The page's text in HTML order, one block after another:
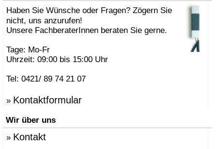
Haben Sie Wünsche oder Fragen? Zögern Sie
nicht, uns anzurufen!
Unsere FachberaterInnen beraten Sie gerne.
Tage: Mo-Fr
Uhrzeit: 09:00 bis 15:00 Uhr
Tel: 0421/ 89 74 21 07
» Kontaktformular
Wir über uns
» Kontakt